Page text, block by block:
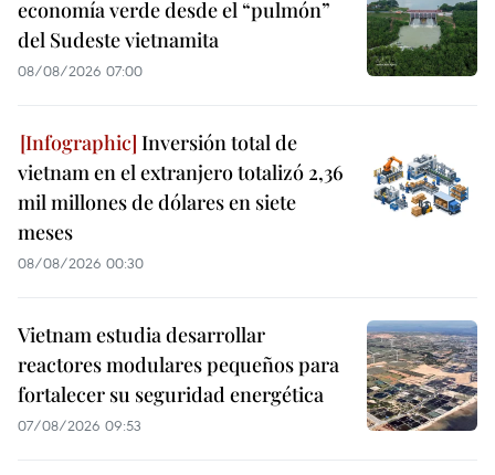
economía verde desde el “pulmón”
del Sudeste vietnamita
08/08/2026 07:00
Inversión total de
vietnam en el extranjero totalizó 2,36
mil millones de dólares en siete
meses
08/08/2026 00:30
Vietnam estudia desarrollar
reactores modulares pequeños para
fortalecer su seguridad energética
07/08/2026 09:53